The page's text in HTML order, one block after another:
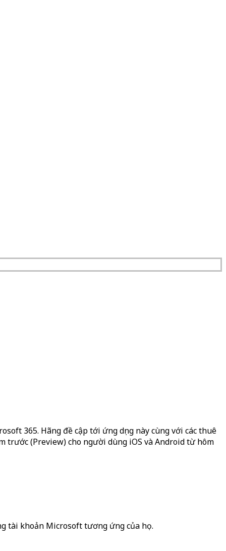
365. Hãng đề cập tới ứng dụng này cùng với các thuê
trước (Preview) cho người dùng iOS và Android từ hôm
tài khoản Microsoft tương ứng của họ.